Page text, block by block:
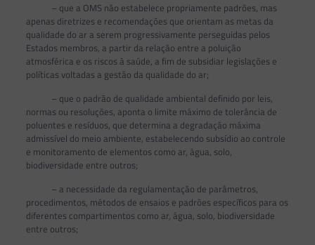
– que a OMS não estabelece propriamente padrões, mas
apenas diretrizes e recomendações que orientam as metas da
qualidade do ar a serem progressivamente perseguidas pelos
Estados membros, a partir da relação entre a poluição
atmosférica e os riscos à saúde, a fim de subsidiar legislações e
políticas voltadas a gestão da qualidade do ar;
– que o padrão de qualidade ambiental definido por leis,
normas ou resoluções, aponta o limite máximo de tolerância de
poluentes e resíduos, que determina a degradação máxima
admissível do meio ambiente, estabelecendo subsídio ao controle
e monitoramento de elementos como ar, água, solo,
biodiversidade entre outros;
– a necessidade da regulamentação de parâmetros,
procedimentos, métodos de ensaios e padrões específicos para os
diferentes compartimentos como ar, água, solo, biodiversidade
entre outros;